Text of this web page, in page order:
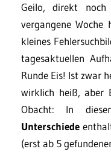
Geilo, direkt
vergangene
kleines
tagesaktuellen
Runde Eis! Ist zwar
wirklich heiß, aber
Obacht: In
Unterschiede
(erst ab 5